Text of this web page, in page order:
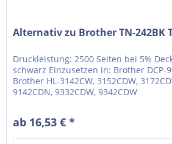
Alternativ zu Brother TN-242BK
Druckleistung: 2500 Seiten bei 5%
schwarz Einzusetzen in: Brother DCP-
Brother HL-3142CW, 3152CDW,
9142CDN, 9332CDW, 9342CDW
ab 16,53 € *